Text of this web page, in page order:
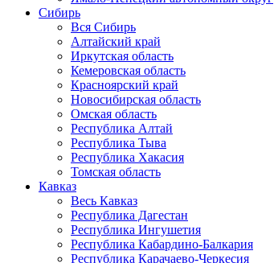
Сибирь
Вся Сибирь
Алтайский край
Иркутская область
Кемеровская область
Красноярский край
Новосибирская область
Омская область
Республика Алтай
Республика Тыва
Республика Хакасия
Томская область
Кавказ
Весь Кавказ
Республика Дагестан
Республика Ингушетия
Республика Кабардино-Балкария
Республика Карачаево-Черкесия